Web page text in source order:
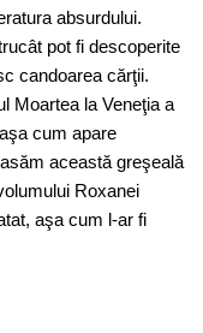
absurdului.
pot fi descoperite
candoarea cărţii.
Moartea la Veneţia a
cum apare
această greşeală
Roxanei
aşa cum l-ar fi